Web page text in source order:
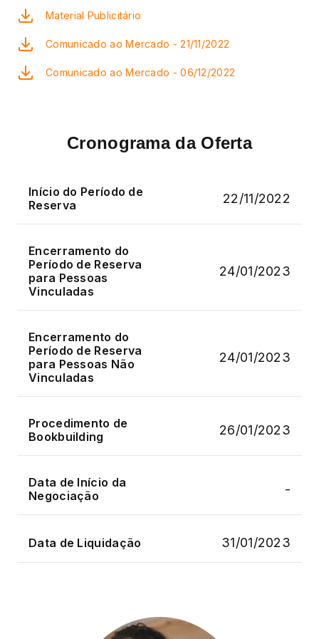
Material Publicitário
Comunicado ao Mercado - 21/11/2022
Comunicado ao Mercado - 06/12/2022
Cronograma da Oferta
Início do Período de
Reserva
22/11/2022
Encerramento do
Período de Reserva
para Pessoas
Vinculadas
24/01/2023
Encerramento do
Período de Reserva
para Pessoas Não
Vinculadas
24/01/2023
Procedimento de
Bookbuilding
26/01/2023
Data de Início da
Negociação
-
Data de Liquidação 31/01/2023